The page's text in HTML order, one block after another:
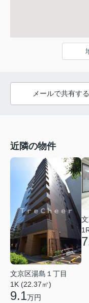
メールで共有する
近隣の物件
文京区湯島１丁目
1K (22.37㎡)
9.1万円